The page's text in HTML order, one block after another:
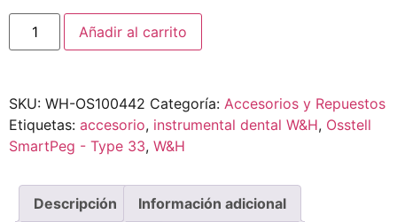
Añadir al carrito
SKU: WH-OS100442 Categoría: Accesorios y Repuestos
Etiquetas: accesorio, instrumental dental W&H, Osstell
SmartPeg - Type 33, W&H
Descripción Información adicional